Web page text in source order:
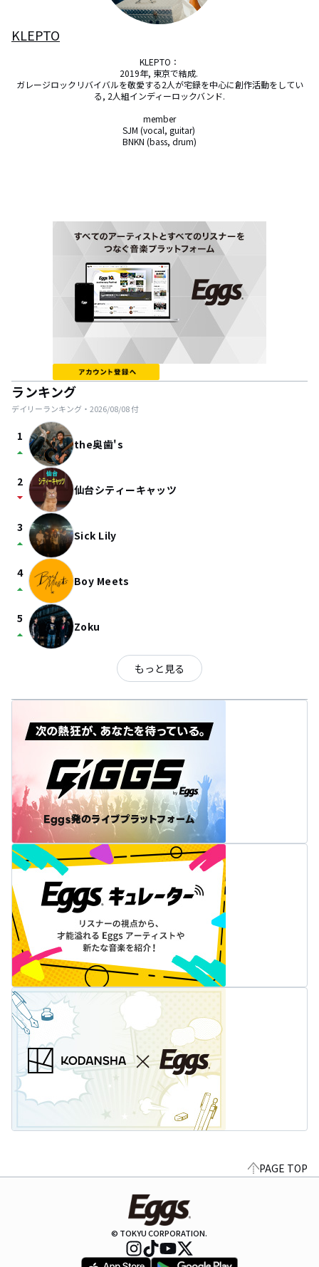
KLEPTO
KLEPTO：
2019年, 東京で結成.
ガレージロックリバイバルを敬愛する2人が宅録を中心に創作活動をしてい
る, 2人組インディーロックバンド.
member
SJM (vocal, guitar)
BNKN (bass, drum)
ランキング
デイリーランキング・ 2026/08/08付
1
arrow_drop_up the奥歯's
2
arrow_drop_down 仙台シティーキャッツ
3
arrow_drop_up Sick Lily
4
arrow_drop_up Boy Meets
5
arrow_drop_up Zoku
もっと見る
PAGE TOP
© TOKYU CORPORATION.